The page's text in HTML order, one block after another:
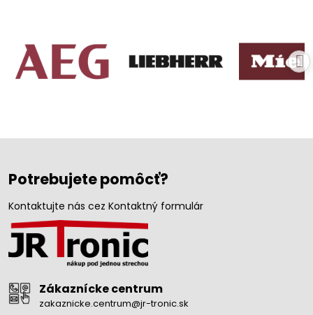
Potrebujete pomôcť?
Kontaktujte nás cez Kontaktný formulár
Zákaznícke centrum
zakaznicke.centrum@jr-tronic.sk